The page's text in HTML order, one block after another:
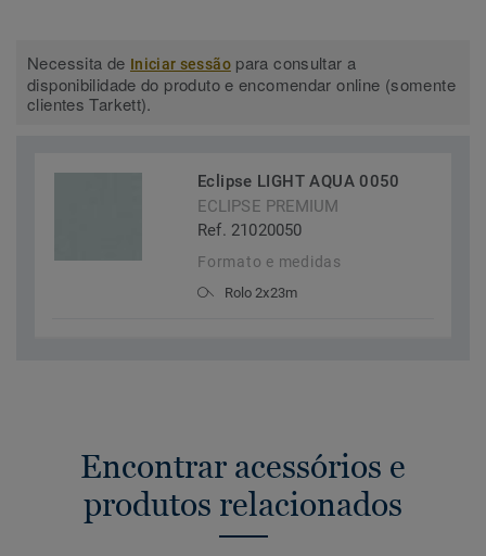
Necessita de Iniciar sessãopara consultar a
disponibilidade do produto e encomendar online (somente
clientes Tarkett).
Eclipse LIGHT AQUA 0050
ECLIPSE PREMIUM
Ref. 21020050
Formato e medidas
Rolo 2x23m
Encontrar acessórios e
produtos relacionados